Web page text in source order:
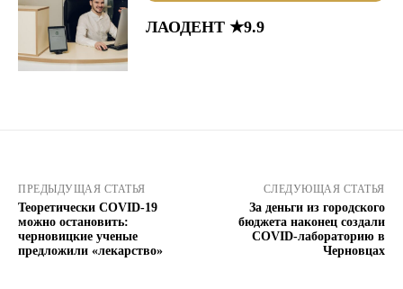
ЛАОДЕНТ ★9.9
ПРЕДЫДУЩАЯ СТАТЬЯ
Теоретически COVID-19
можно остановить:
черновицкие ученые
предложили «лекарство»
СЛЕДУЮЩАЯ СТАТЬЯ
За деньги из городского
бюджета наконец создали
COVID-лабораторию в
Черновцах